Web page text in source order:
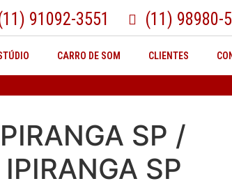
91092-3551 (11) 98980-
CARRO DE SOM CLIENTES
SP /
SP